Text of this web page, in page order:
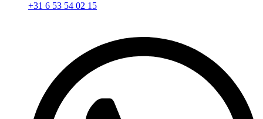
+31 6 53 54 02 15